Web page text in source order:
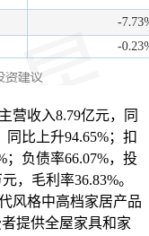
收入8.79亿元，同
同比上升94.65%；扣
；负债率66.07%，投
，毛利率36.83%。
风格中高档家居产品
提供全屋家具和家